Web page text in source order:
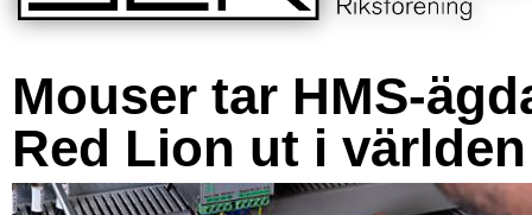
Mouser tar HMS-
Red Lion ut i världen